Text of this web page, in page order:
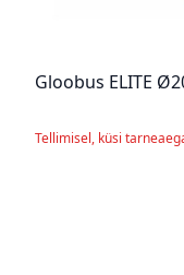
Gloobus ELITE
Tellimisel, küsi